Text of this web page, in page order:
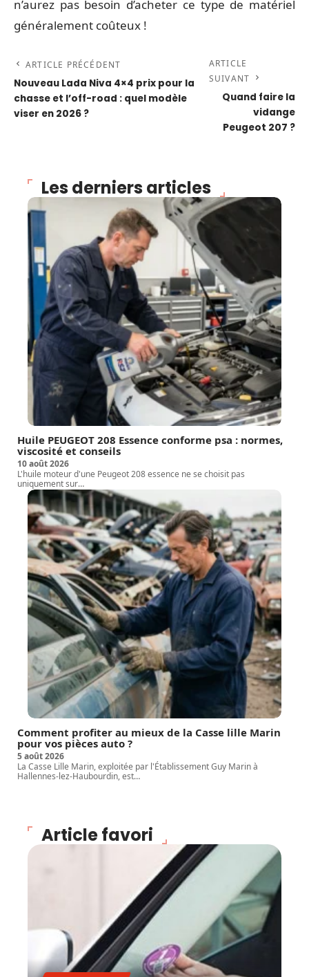
n’aurez pas besoin d’acheter ce type de matériel
généralement coûteux !
ARTICLE PRÉCÉDENT
Nouveau Lada Niva 4×4 prix pour la
chasse et l’off-road : quel modèle
viser en 2026 ?
ARTICLE
SUIVANT
Quand faire la
vidange
Peugeot 207 ?
Les derniers articles
Huile PEUGEOT 208 Essence conforme psa : normes,
viscosité et conseils
10 août 2026
L'huile moteur d'une Peugeot 208 essence ne se choisit pas
uniquement sur…
Comment profiter au mieux de la Casse lille Marin
pour vos pièces auto ?
5 août 2026
La Casse Lille Marin, exploitée par l'Établissement Guy Marin à
Hallennes-lez-Haubourdin, est…
Article favori